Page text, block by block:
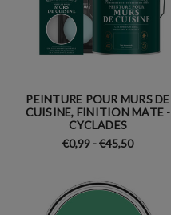
ans
Oleum
PEINTURE POUR MURS DE
CUISINE, FINITION MATE -
CYCLADES
€0,99 - €45,50